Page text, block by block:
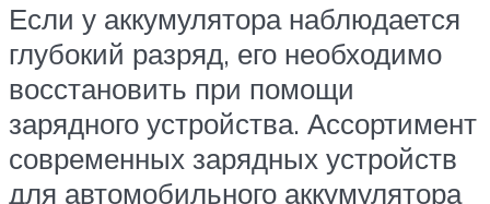
Если у аккумулятора наблюдается
глубокий разряд, его необходимо
восстановить при помощи
зарядного устройства. Ассортимент
современных зарядных устройств
для автомобильного аккумулятора